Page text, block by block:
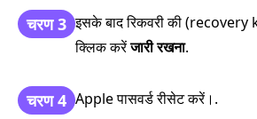
चरण 3 इसके बाद रिकवरी की (recovery
क्लिक करेंजारी रखना.
चरण 4 Apple पासवर्ड रीसेट करें।.